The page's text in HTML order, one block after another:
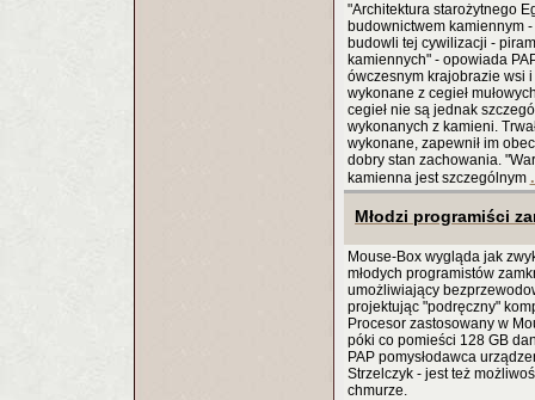
"Architektura starożytnego
budownictwem kamiennym
budowli tej cywilizacji -
kamiennych" - opowiada
ówczesnym krajobrazie wsi
wykonane z cegieł
cegieł nie są jednak
wykonanych z kamieni.
wykonane, zapewnił im
dobry stan zachowania.
kamienna jest szczególnym
Młodzi programiści
Mouse-Box wygląda jak
młodych programistów
umożliwiający
projektując "podręczny"
Procesor zastosowany w
póki co pomieści 128 GB
PAP pomysłodawca
Strzelczyk - jest też
chmurze.